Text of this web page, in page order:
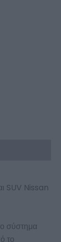
SUV Nissan
σύστημα
το